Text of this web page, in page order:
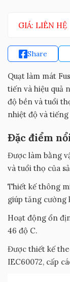
GIÁ: LIÊN HỆ
Share
Quạt làm mát
tiến và hiệu quả
độ bền và tuổi
nhiệt độ và
Đặc điểm
Được làm bằng
và tuổi thọ của
Thiết kế thông
giúp tăng cường
Hoạt động ổn
46 độ C.
Được thiết kế
IEC60072, cấp